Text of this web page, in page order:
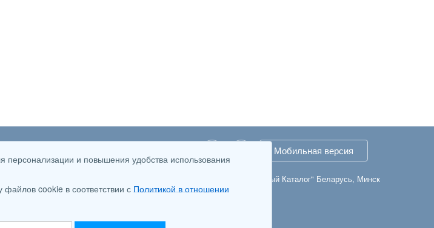
и повышения удобства использования
cookie в соответствии с Политикой в отношении
категории
для моек высокого давления
и пирометры
VkontakeTwitter Мобильная версия
© 2007-2026 "Первый Каталог" Беларусь, Минск